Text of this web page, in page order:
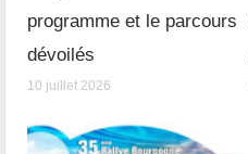
programme et le parcours
dévoilés
10 juillet 2026